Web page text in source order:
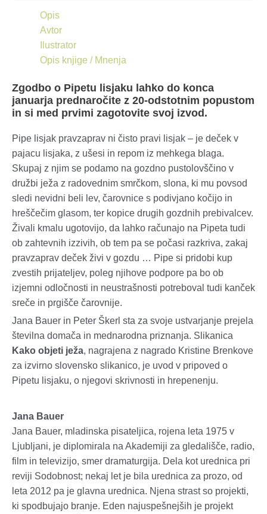
Opis
Avtor
Ilustrator
Opis knjige / Mnenja
Zgodbo o Pipetu lisjaku lahko do konca
januarja prednaročite z 20-odstotnim popustom
in si med prvimi zagotovite svoj izvod.
Pipe lisjak pravzaprav ni čisto pravi lisjak – je deček v
pajacu lisjaka, z ušesi in repom iz mehkega blaga.
Skupaj z njim se podamo na gozdno pustolovščino v
družbi ježa z radovednim smrčkom, slona, ki mu povsod
sledi nevidni beli lev, čarovnice s podivjano kočijo in
hreščečim glasom, ter kopice drugih gozdnih prebivalcev.
Živali kmalu ugotovijo, da lahko računajo na Pipeta tudi
ob zahtevnih izzivih, ob tem pa se počasi razkriva, zakaj
pravzaprav deček živi v gozdu … Pipe si pridobi kup
zvestih prijateljev, poleg njihove podpore pa bo ob
izjemni odločnosti in neustrašnosti potreboval tudi kanček
sreče in prgišče čarovnije.
Jana Bauer in Peter Škerl sta za svoje ustvarjanje prejela
številna domača in mednarodna priznanja. Slikanica
Kako objeti ježa, nagrajena z nagrado Kristine Brenkove
za izvirno slovensko slikanico, je uvod v pripoved o
Pipetu lisjaku, o njegovi skrivnosti in hrepenenju.
Jana Bauer
Jana Bauer, mladinska pisateljica, rojena leta 1975 v
Ljubljani, je diplomirala na Akademiji za gledališče, radio,
film in televizijo, smer dramaturgija. Dela kot urednica pri
reviji Sodobnost; nekaj let je bila urednica za prozo, od
leta 2012 pa je glavna urednica. Njena strast so projekti,
ki spodbujajo branje. Eden najuspešnejših je projekt